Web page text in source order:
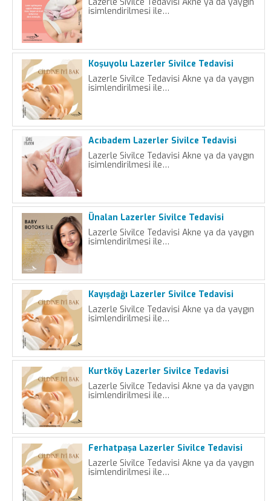
isimlendirilmesi ile…
Koşuyolu Lazerler Sivilce Tedavisi
Lazerle Sivilce Tedavisi Akne ya da yaygın
isimlendirilmesi ile…
Acıbadem Lazerler Sivilce Tedavisi
Lazerle Sivilce Tedavisi Akne ya da yaygın
isimlendirilmesi ile…
Ünalan Lazerler Sivilce Tedavisi
Lazerle Sivilce Tedavisi Akne ya da yaygın
isimlendirilmesi ile…
Kayışdağı Lazerler Sivilce Tedavisi
Lazerle Sivilce Tedavisi Akne ya da yaygın
isimlendirilmesi ile…
Kurtköy Lazerler Sivilce Tedavisi
Lazerle Sivilce Tedavisi Akne ya da yaygın
isimlendirilmesi ile…
Ferhatpaşa Lazerler Sivilce Tedavisi
Lazerle Sivilce Tedavisi Akne ya da yaygın
isimlendirilmesi ile…